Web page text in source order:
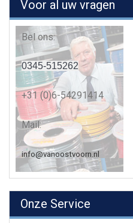
Voor al uw vragen
Bel ons:
0345-515262
+31 (0)6-54291414
Mail:
info@vanoostvoorn.nl
Onze Service